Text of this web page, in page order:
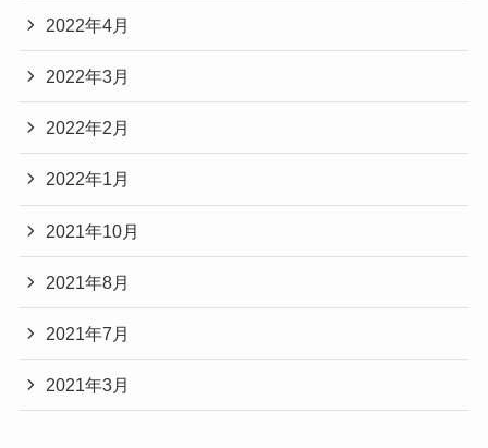
2022年4月
2022年3月
2022年2月
2022年1月
2021年10月
2021年8月
2021年7月
2021年3月